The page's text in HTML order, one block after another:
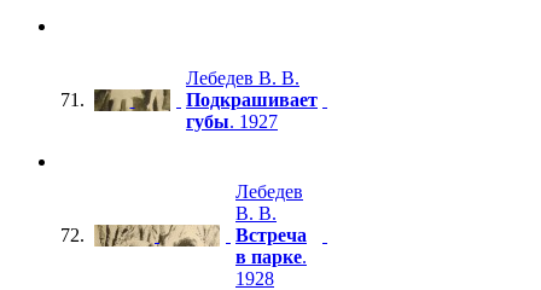
71.
Лебедев В. В.
Подкрашивает
губы. 1927
72.
Лебедев
В. В.
Встреча
в парке.
1928